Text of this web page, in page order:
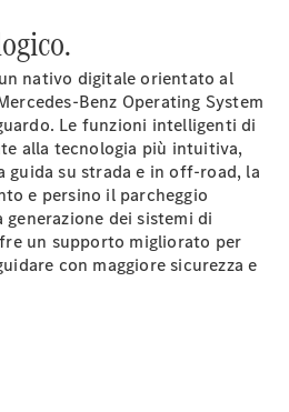
orari
nativo digitale orientato al
Benz Operating System
Le funzioni intelligenti di
alla tecnologia più intuitiva,
guida su strada e in off-road, la
e persino il parcheggio
dei sistemi di
un supporto migliorato per
con maggiore sicurezza e